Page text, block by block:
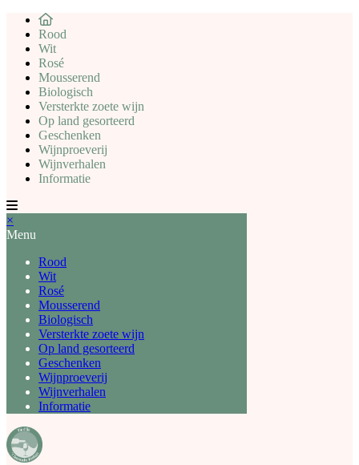
Rood
Wit
Rosé
Mousserend
Biologisch
Versterkte zoete wijn
Op land gesorteerd
Geschenken
Wijnproeverij
Wijnverhalen
Informatie
×
Menu
Rood
Wit
Rosé
Mousserend
Biologisch
Versterkte zoete wijn
Op land gesorteerd
Geschenken
Wijnproeverij
Wijnverhalen
Informatie